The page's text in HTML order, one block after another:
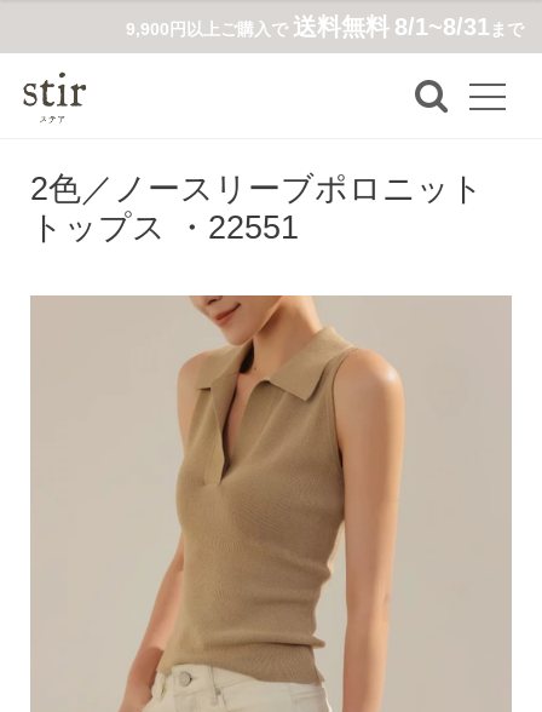
9,900円以上ご購入で 送料無料 8/1~8/31まで
2色／ノースリーブポロニット
トップス ・22551